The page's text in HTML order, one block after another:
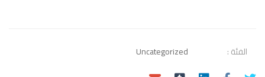
الفئة : Uncategorized